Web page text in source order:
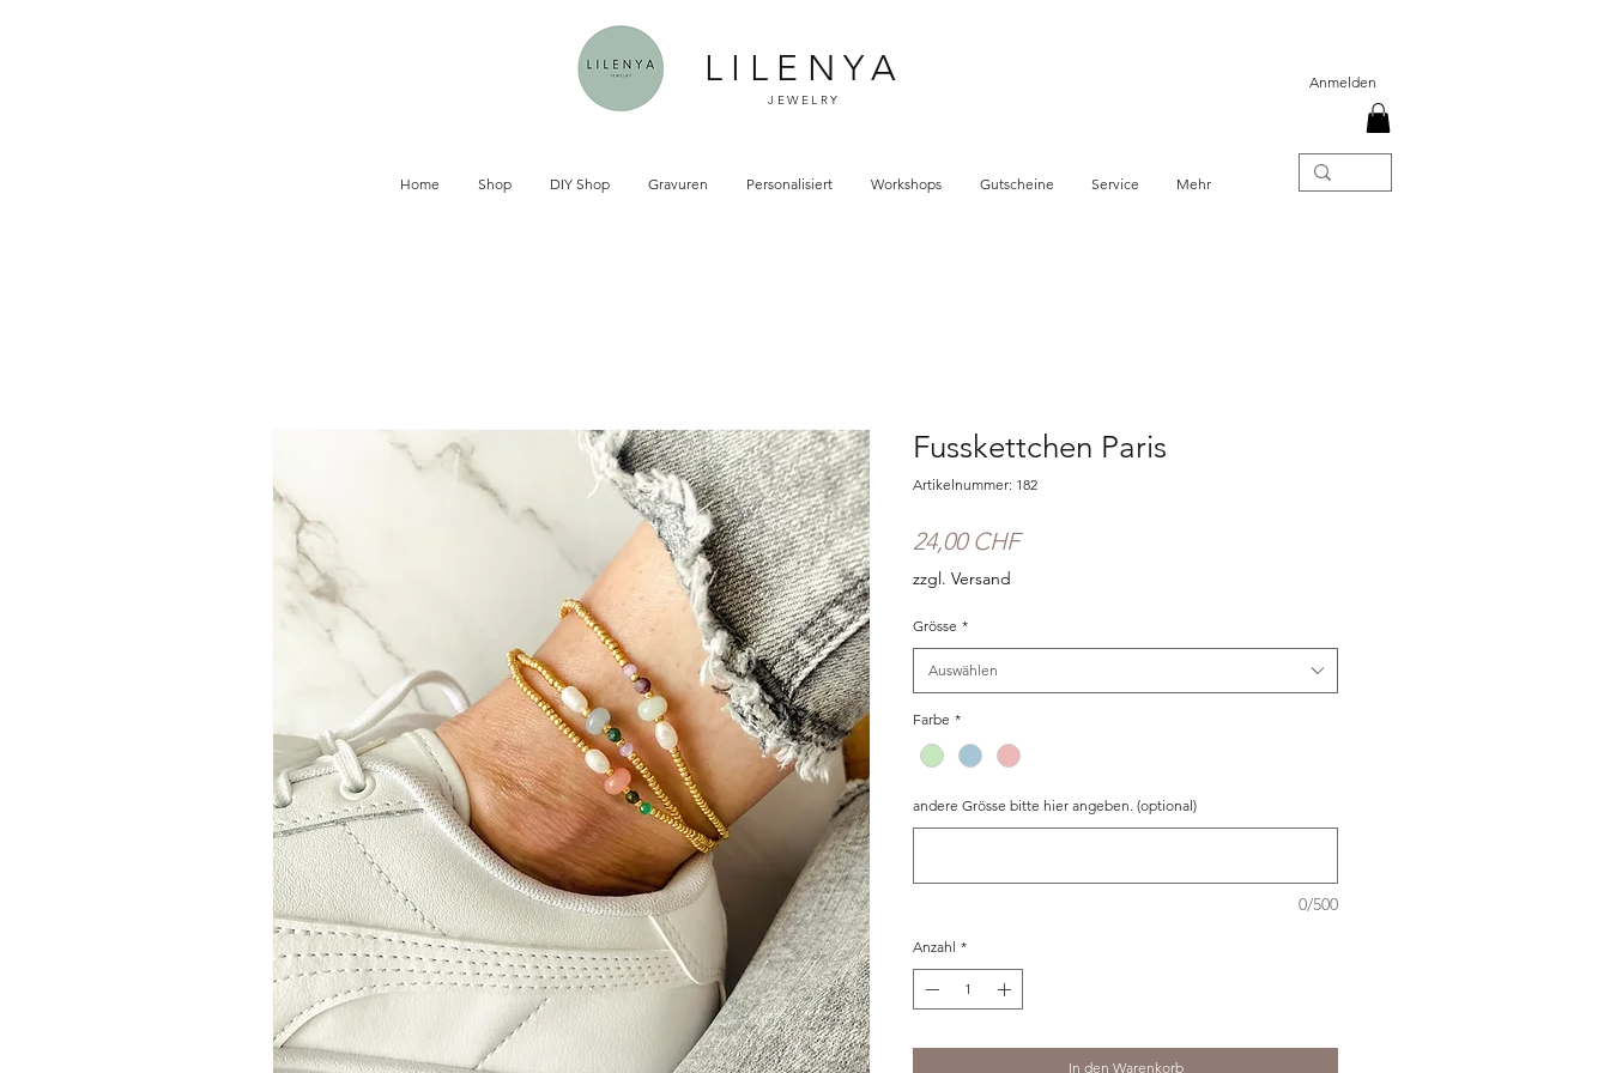
LILENYA
JEWELRY
Anmelden
Home Shop DIY Shop Gravuren Personalisiert Workshops Gutscheine Service Mehr
Fusskettchen Paris
Artikelnummer: 182
24,00 CHFPreis
zzgl. Versand
Grösse *
Auswählen
Farbe *
andere Grösse bitte hier angeben. (optional)
0/500
Anzahl *
In den Warenkorb